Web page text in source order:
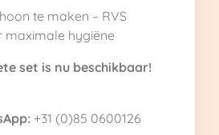
te maken – RVS
maximale hygiëne
set is nu beschikbaar!
+31 (0)85 0600126